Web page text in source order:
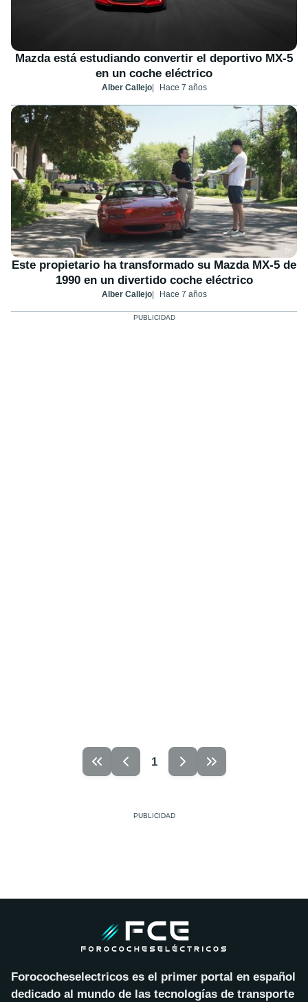
Mazda está estudiando convertir el deportivo MX-5
en un coche eléctrico
Alber Callejo Hace 7 años
Este propietario ha transformado su Mazda MX-5 de
1990 en un divertido coche eléctrico
Alber Callejo Hace 7 años
1
Forococheselectricos es el primer portal en español
dedicado al mundo de las tecnologías de transporte